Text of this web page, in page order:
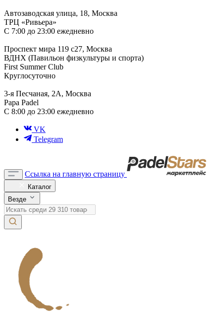
Автозаводская улица, 18, Москва
ТРЦ «Ривьера»
С 7:00 до 23:00 ежедневно
Проспект мира 119 с27, Москва
ВДНХ (Павильон физкультуры и спорта)
First Summer Club
Круглосуточно
3-я Песчаная, 2А, Москва
Papa Padel
С 8:00 до 23:00 ежедневно
VK
Telegram
Ссылка на главную страницу
Каталог
Везде